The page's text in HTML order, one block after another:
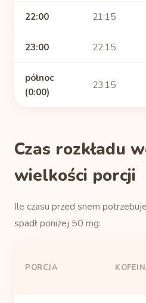
22:00 21:15
23:00 22:15
północ
(0:00)
23:15
Czas rozkładu
wielkości porcji
Ile czasu przed snem
spadł poniżej 50 mg:
PORCJA